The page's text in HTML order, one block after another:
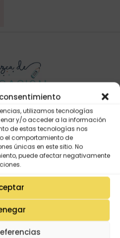
utilizamos tecnologías
y/o acceder a la información
de estas tecnologías nos
el comportamiento de
únicas en este sitio. No
puede afectar negativamente
Cuenta
deseos
Perfil
mi pedido
Frecuentes